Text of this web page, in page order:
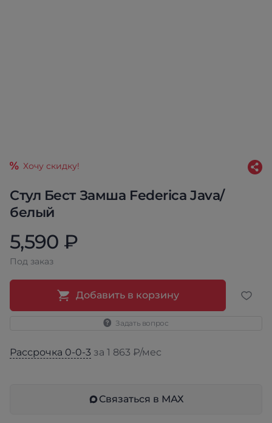
Стул Бест Замша Federica Java/
белый
Хочу скидку!
5,590 ₽
Под заказ
Добавить в корзину
Задать вопрос
Рассрочка 0-0-3 за 1 863 ₽/мес
Связаться в МАХ